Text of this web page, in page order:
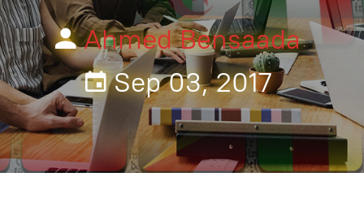
Ahmed Bensaada
Sep 03, 2017